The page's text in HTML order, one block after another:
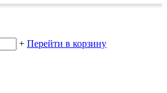
+ Перейти в корзину